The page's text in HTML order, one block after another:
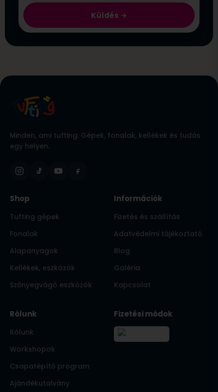
Küldés
Minden, ami tufting. Gépek, fonalak, kellékek és tudás
egy helyen.
Shop
Tufting gépek
Fonalak
Alapanyagok
Kellékek, eszközök
Szőnyegvágó eszközök
Információk
Fizetés és szállítás
Adatvédelmi tájékoztató
Blog
Galéria
Kapcsolat
Rólunk
Rólunk
Workshopok
Csapatépítő program
Ajándékutalvány
Fizetési módok